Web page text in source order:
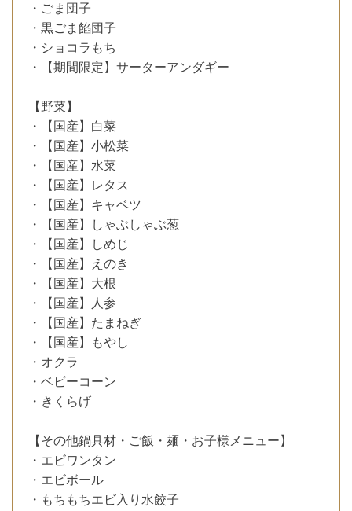
・ごま団子
・黒ごま餡団子
・ショコラもち
・【期間限定】サーターアンダギー
【野菜】
・【国産】白菜
・【国産】小松菜
・【国産】水菜
・【国産】レタス
・【国産】キャベツ
・【国産】しゃぶしゃぶ葱
・【国産】しめじ
・【国産】えのき
・【国産】大根
・【国産】人参
・【国産】たまねぎ
・【国産】もやし
・オクラ
・ベビーコーン
・きくらげ
【その他鍋具材・ご飯・麺・お子様メニュー】
・エビワンタン
・エビボール
・もちもちエビ入り水餃子